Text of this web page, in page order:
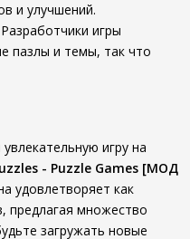
и улучшений.
Разработчики игры
пазлы и темы, так что
игру на
- Puzzle Games [МОД
удовлетворяет как
предлагая множество
загружать новые